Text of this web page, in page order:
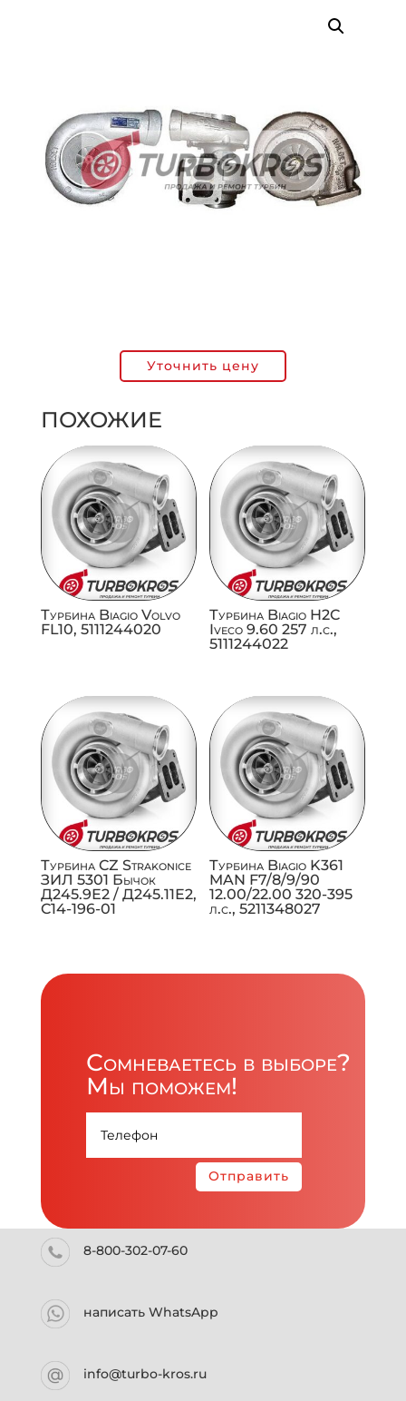
Уточнить цену
ПОХОЖИЕ
Турбина Biagio Volvo
FL10, 5111244020
Турбина Biagio H2C
Iveco 9.60 257 л.с.,
5111244022
Турбина CZ Strakonice
ЗИЛ 5301 Бычок
Д245.9Е2 / Д245.11Е2,
C14-196-01
Турбина Biagio K361
MAN F7/8/9/90
12.00/22.00 320-395
л.с., 5211348027
Сомневаетесь в выборе?
Мы поможем!
Отправить
8-800-302-07-60
написать WhatsApp
info@turbo-kros.ru